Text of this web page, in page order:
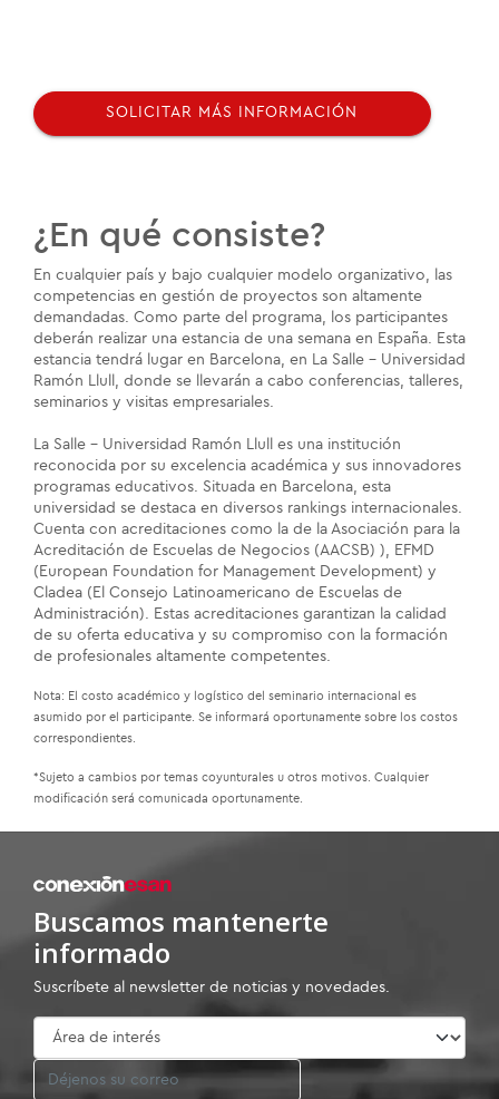
SOLICITAR MÁS INFORMACIÓN
¿En qué consiste?
En cualquier país y bajo cualquier modelo organizativo, las
competencias en gestión de proyectos son altamente
demandadas. Como parte del programa, los participantes
deberán realizar una estancia de una semana en España. Esta
estancia tendrá lugar en Barcelona, en La Salle - Universidad
Ramón Llull, donde se llevarán a cabo conferencias, talleres,
seminarios y visitas empresariales.
La Salle - Universidad Ramón Llull es una institución
reconocida por su excelencia académica y sus innovadores
programas educativos. Situada en Barcelona, esta
universidad se destaca en diversos rankings internacionales.
Cuenta con acreditaciones como la de la Asociación para la
Acreditación de Escuelas de Negocios (AACSB) ), EFMD
(European Foundation for Management Development) y
Cladea (El Consejo Latinoamericano de Escuelas de
Administración). Estas acreditaciones garantizan la calidad
de su oferta educativa y su compromiso con la formación
de profesionales altamente competentes.
Nota: El costo académico y logístico del seminario internacional es
asumido por el participante. Se informará oportunamente sobre los costos
correspondientes.
*Sujeto a cambios por temas coyunturales u otros motivos. Cualquier
modificación será comunicada oportunamente.
Buscamos mantenerte
informado
Suscríbete al newsletter de noticias y novedades.